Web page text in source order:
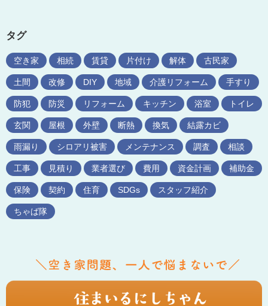
タグ
空き家 相続 賃貸 片付け 解体 古民家
土間 改修 DIY 地域 介護リフォーム 手すり
防犯 防災 リフォーム キッチン 浴室 トイレ
玄関 屋根 外壁 断熱 換気 結露カビ
雨漏り シロアリ被害 メンテナンス 調査 相談
工事 見積り 業者選び 費用 資金計画 補助金
保険 契約 住育 SDGs スタッフ紹介
ちゃば隊